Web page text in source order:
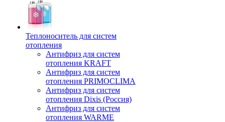
Теплоноситель для систем
отопления
Антифриз для систем
отопления KRAFT
Антифриз для систем
отопления PRIMOCLIMA
Антифриз для систем
отопления Dixis (Россия)
Антифриз для систем
отопления WARME